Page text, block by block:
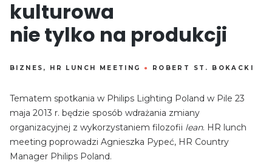
kulturowa
nie tylko na produkcji
BIZNES , HR LUNCH MEETING ● ROBERT ST. BOKACKI
Tematem spotkania w Philips Lighting Poland w Pile 23
maja 2013 r. będzie sposób wdrażania zmiany
organizacyjnej z wykorzystaniem filozofii lean. HR lunch
meeting poprowadzi Agnieszka Pypeć, HR Country
Manager Philips Poland.